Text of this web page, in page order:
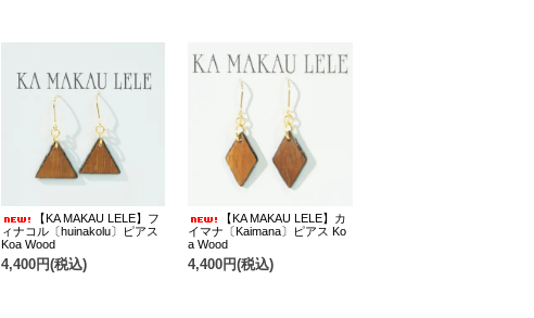
【KA MAKAU LELE】フ
ィナコル〔huinakolu〕ピアス
Koa Wood
4,400円(税込)
【KA MAKAU LELE】カ
イマナ〔Kaimana〕ピアス Ko
a Wood
4,400円(税込)